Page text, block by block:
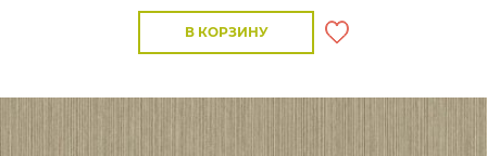
В КОРЗИНУ